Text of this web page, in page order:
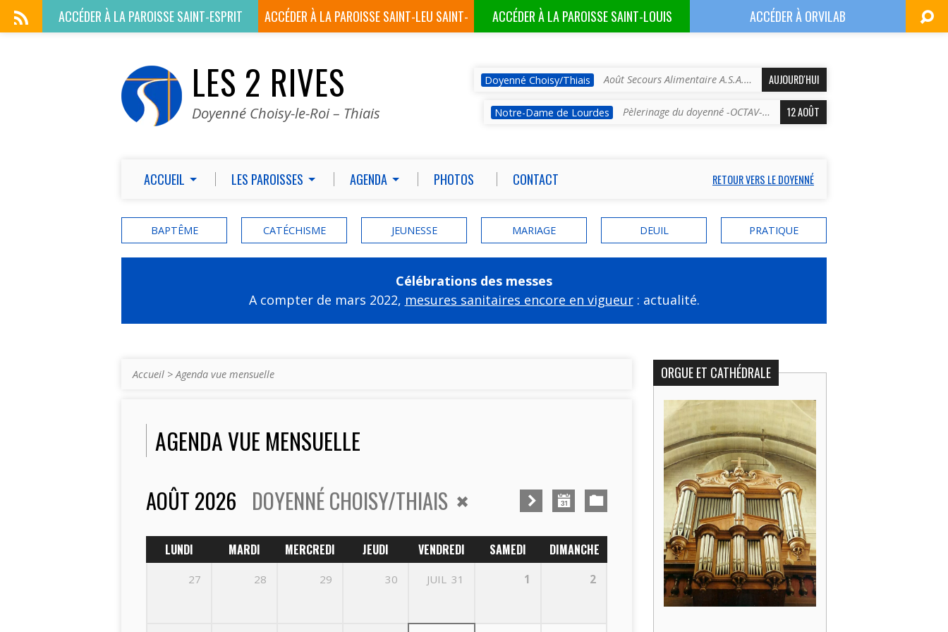
ACCÉDER À LAPAROISSE SAINT-ESPRIT ACCÉDER À LAPAROISSE SAINT-LEU SAINT-
ACCÉDER À LAPAROISSE SAINT-LOUIS ACCÉDER ÀORVILAB
LES 2 RIVES
Doyenné Choisy-le-Roi – Thiais
Doyenné Choisy/Thiais Août Secours Alimentaire A.S.A.… AUJOURD'HUI
Notre-Dame de Lourdes Pèlerinage du doyenné -OCTAV-… 12 AOÛT
ACCUEIL LES PAROISSES AGENDA PHOTOS CONTACT RETOUR VERS LE DOYENNÉ
BAPTÊME CATÉCHISME JEUNESSE MARIAGE DEUIL PRATIQUE
Célébrations des messes
A compter de mars 2022, mesures sanitaires encore en vigueur: actualité.
Accueil >Agenda vue mensuelle
AGENDA VUE MENSUELLE
AOÛT 2026 DOYENNÉ CHOISY/THIAIS
LUNDI MARDI MERCREDI JEUDI VENDREDI SAMEDI DIMANCHE
27 28 29 30 JUIL 31 1 2
ORGUE ET CATHÉDRALE